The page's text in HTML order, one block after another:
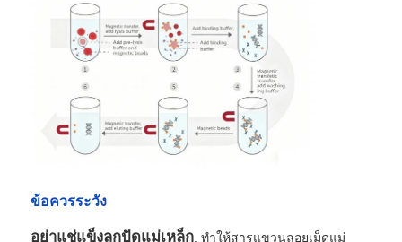
เกี่ยวกับเรา
ทัวร์โรงงาน
ข้อควรระวัง
อย่าแช่แข็งลูกปัดแม่เหล็ก . ทำให้สารแขวนลอยเม็ดแม่